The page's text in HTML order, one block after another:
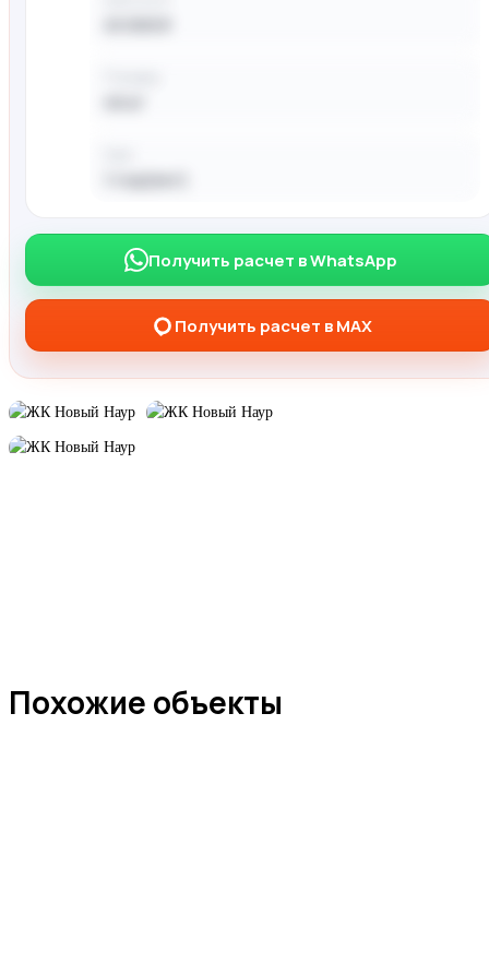
Чтобы получить расчёт — напишите
менеджеру в WhatsApp / MAX
Получить расчет в WhatsApp
Получить расчет в MAX
Похожие объекты